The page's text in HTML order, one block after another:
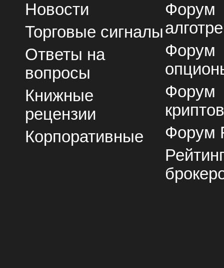
Новости
Торговые сигналы
Ответы на
вопросы
Книжные
рецензии
Корпоративные
Форум
Форум
Форум
Форум